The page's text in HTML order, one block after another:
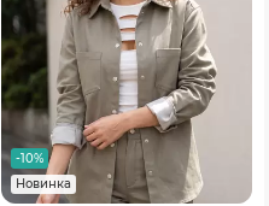
-10%
Новинка